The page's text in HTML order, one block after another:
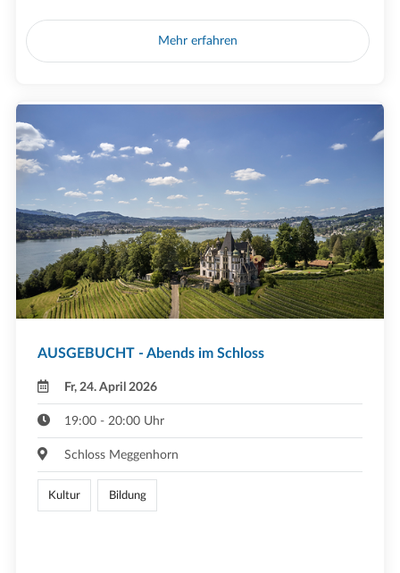
Mehr erfahren
AUSGEBUCHT - Abends im Schloss
Fr, 24. April 2026
19:00 - 20:00 Uhr
Schloss Meggenhorn
Kultur Bildung